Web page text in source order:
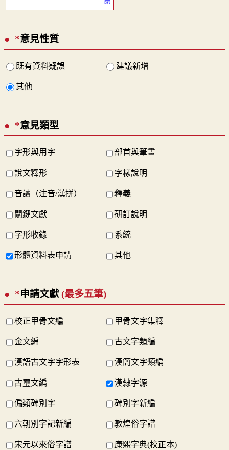
*意見性質
既有資料疑誤 建議新增
其他
*意見類型
字形與用字 部首與筆畫
說文釋形 字樣說明
音讀（注音/漢拼） 釋義
關鍵文獻 研訂說明
字形收錄 系統
形體資料表申請 其他
*申請文獻 (最多五筆)
校正甲骨文編 甲骨文字集釋
金文編 古文字類編
漢語古文字字形表 漢簡文字類編
古璽文編 漢隸字源
偏類碑別字 碑別字新編
六朝別字記新編 敦煌俗字譜
宋元以來俗字譜 康熙字典(校正本)